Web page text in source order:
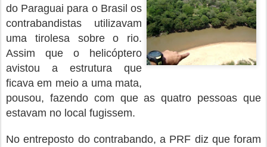
do Paraguai para o Brasil os
contrabandistas utilizavam
uma tirolesa sobre o rio.
Assim que o helicóptero
avistou a estrutura que
ficava em meio a uma mata,
pousou, fazendo com que as quatro pessoas que
estavam no local fugissem.
No entreposto do contrabando, a PRF diz que foram